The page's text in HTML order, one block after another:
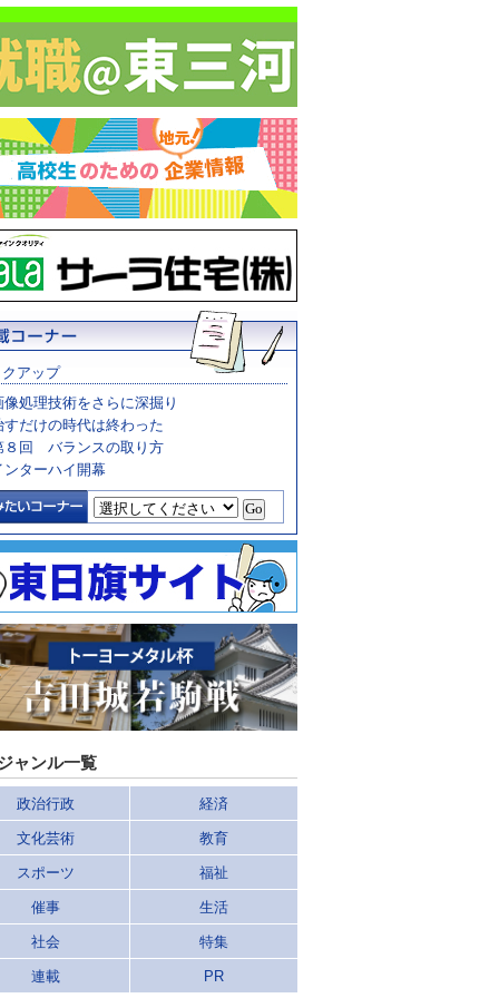
アップ
像処理技術をさらに深掘り
すだけの時代は終わった
８回 バランスの取り方
ンターハイ開幕
ャンル一覧
政治行政 経済
文化芸術 教育
スポーツ 福祉
催事 生活
社会 特集
連載 PR